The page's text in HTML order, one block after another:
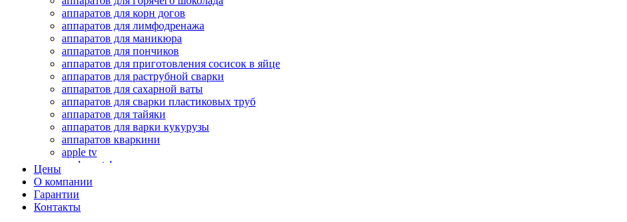
аппаратов для корн догов
аппаратов для лимфодренажа
аппаратов для маникюра
аппаратов для пончиков
аппаратов для приготовления сосисок в яйце
аппаратов для раструбной сварки
аппаратов для сахарной ваты
аппаратов для сварки пластиковых труб
аппаратов для тайяки
аппаратов для варки кукурузы
аппаратов кваркини
apple tv
apple watch
аромадиффузоров
аромастанций
ароматизаторов воздуха
аудиоплееров
Цены
О компании
Гарантии
Контакты